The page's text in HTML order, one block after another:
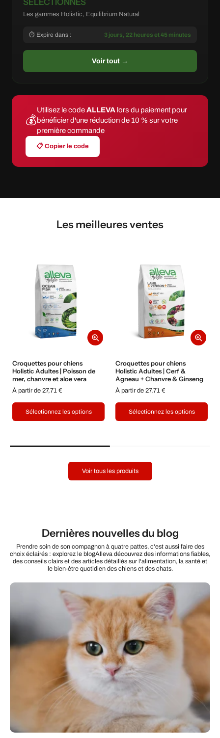
SÉLECTIONNÉS
Les gammes Holistic, Equilibrium Natural
⏱ Expire dans : 3 jours, 22 heures et 45 minutes
Voir tout →
💰
Utilisez le codeALLEVA lors du paiement pour
bénéficier d'une réduction de 10 % sur votre
première commande
📋 Copier le code
Les meilleures ventes
Croquettes pour chiens
Holistic Adultes | Poisson de
mer, chanvre et aloe vera
À partir de 27,71 €
Sélectionnez les options
Croquettes pour chiens
Holistic Adultes | Cerf &
Agneau + Chanvre & Ginseng
À partir de 27,71 €
Sélectionnez les options
Voir tous les produits
Dernières nouvelles du blog
Prendre soin de son compagnon à quatre pattes, c'est aussi faire des
choix éclairés : explorez le blogAlleva découvrez des informations fiables,
des conseils clairs et des articles détaillés sur l'alimentation, la santé et
le bien-être quotidien des chiens et des chats.